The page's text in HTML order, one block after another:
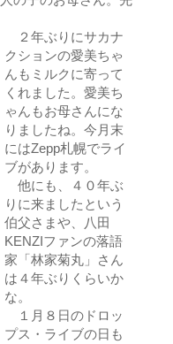
２年ぶりにサカナ
クションの愛美ちゃ
んもミルクに寄って
くれました。愛美ち
ゃんもお母さんにな
りましたね。今月末
にはZepp札幌でライ
ブがあります。
他にも、４０年ぶ
りに来ましたという
伯父さまや、八田
KENZIファンの落語
家「林家菊丸」さん
は４年ぶりくらいか
な。
１月８日のドロッ
プス・ライブの日も